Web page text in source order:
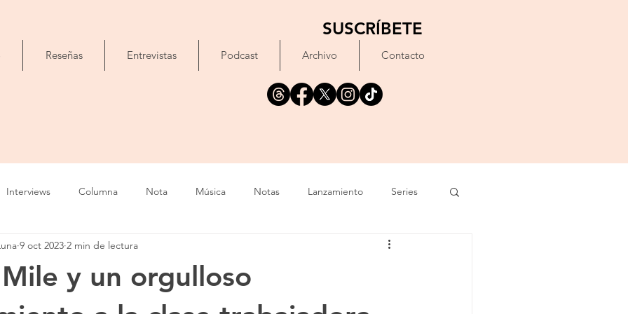
SUSCRÍBETE
Reseñas Entrevistas Podcast Archivo Contacto
Interviews Columna Nota Música Notas Lanzamiento Series
Cine Foto Exposición Festival
Canción Fallecimiento IA
y un orgulloso
9 oct 2023 2 min de lectura